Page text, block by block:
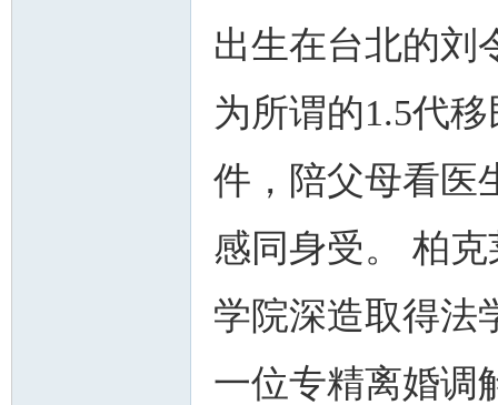
出生在台北的刘
为所谓的1.5代
件，陪父母看医
感同身受。 柏
学院深造取得法
一位专精离婚调